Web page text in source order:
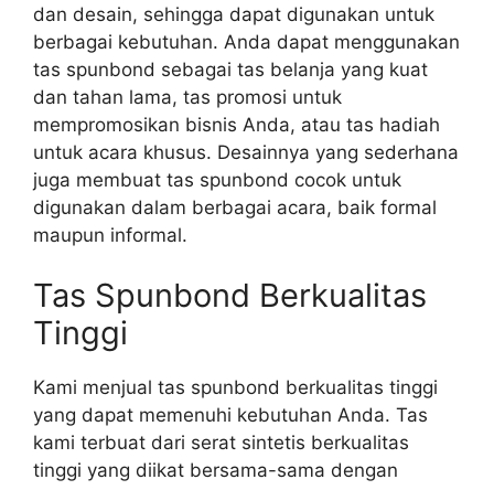
dan desain, sehingga dapat digunakan untuk
berbagai kebutuhan. Anda dapat menggunakan
tas spunbond sebagai tas belanja yang kuat
dan tahan lama, tas promosi untuk
mempromosikan bisnis Anda, atau tas hadiah
untuk acara khusus. Desainnya yang sederhana
juga membuat tas spunbond cocok untuk
digunakan dalam berbagai acara, baik formal
maupun informal.
Tas Spunbond Berkualitas
Tinggi
Kami menjual tas spunbond berkualitas tinggi
yang dapat memenuhi kebutuhan Anda. Tas
kami terbuat dari serat sintetis berkualitas
tinggi yang diikat bersama-sama dengan